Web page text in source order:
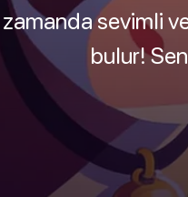
zamanda sevimli
bulur!